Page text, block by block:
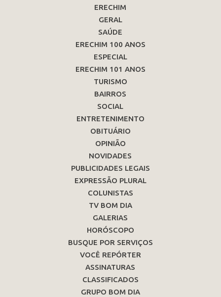
ERECHIM
GERAL
SAÚDE
ERECHIM 100 ANOS
ESPECIAL
ERECHIM 101 ANOS
TURISMO
BAIRROS
SOCIAL
ENTRETENIMENTO
OBITUÁRIO
OPINIÃO
NOVIDADES
PUBLICIDADES LEGAIS
EXPRESSÃO PLURAL
COLUNISTAS
TV BOM DIA
GALERIAS
HORÓSCOPO
BUSQUE POR SERVIÇOS
VOCÊ REPÓRTER
ASSINATURAS
CLASSIFICADOS
GRUPO BOM DIA